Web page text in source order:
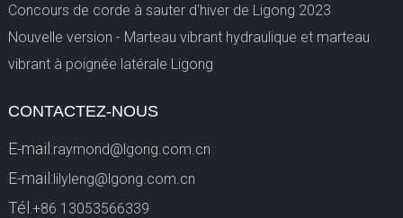
Concours de corde à sauter d'hiver de Ligong 2023
Nouvelle version - Marteau vibrant hydraulique et marteau
vibrant à poignée latérale Ligong
CONTACTEZ-NOUS
E-mail:raymond@lgong.com.cn
E-mail:lilyleng@lgong.com.cn
Tél. +86 13053566339